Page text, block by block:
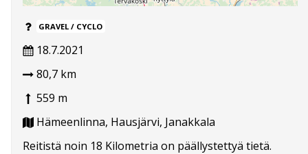
GRAVEL / CYCLO
18.7.2021
80,7 km
559 m
Hämeenlinna, Hausjärvi, Janakkala
Reitistä noin 18 Kilometria on päällystettyä tietä.